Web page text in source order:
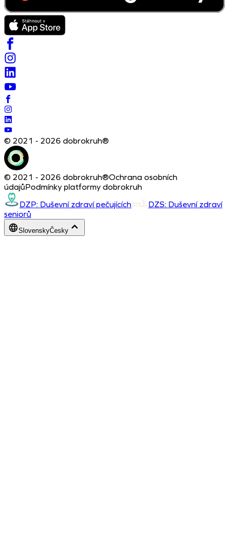
© 2021 - 2026 dobrokruh®
© 2021 - 2026 dobrokruh®Ochrana osobních
údajůPodmínky platformy dobrokruh
DZP: Duševní zdraví pečujících
DZS: Duševní zdraví
seniorů
SlovenskyČesky